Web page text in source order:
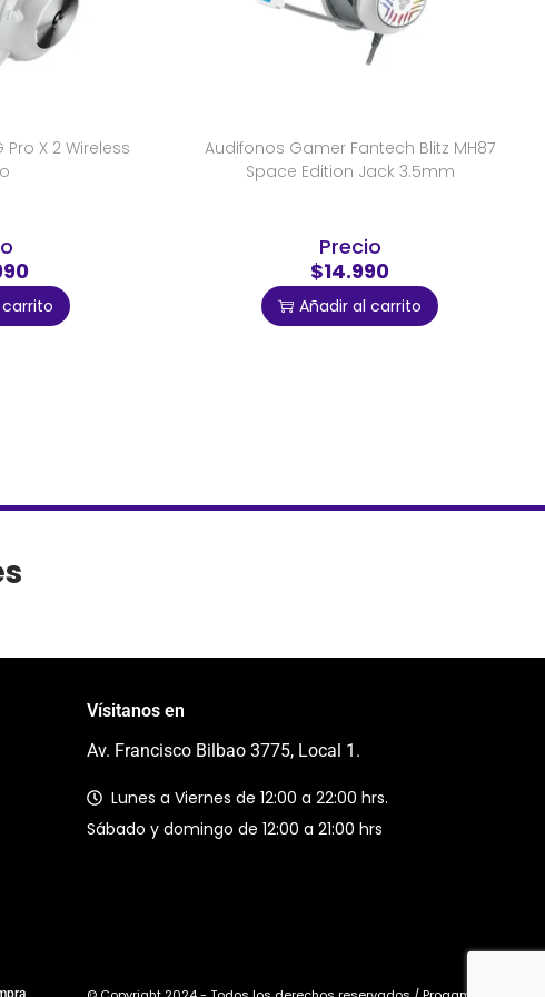
X 2 Wireless
Audifonos Gamer Fantech Blitz MH87
Space Edition Jack 3.5mm
Precio
$14.990
Añadir al carrito
Vísitanos en
Av. Francisco Bilbao 3775, Local 1.
Lunes a Viernes de 12:00 a 22:00 hrs.
Sábado y domingo de 12:00 a 21:00 hrs